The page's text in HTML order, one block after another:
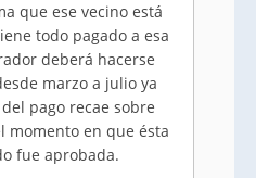
que ese vecino está
todo pagado a esa
deberá hacerse
marzo a julio ya
pago recae sobre
momento en que ésta
fue aprobada.